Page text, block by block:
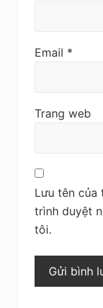
Email *
Trang web
Lưu tên của
trình duyệt
tôi.